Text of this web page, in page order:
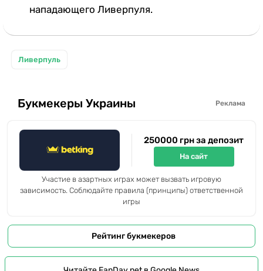
нападающего Ливерпуля.
Ливерпуль
Букмекеры Украины Реклама
250000 грн за депозит
На сайт
Участие в азартных играх может вызвать игровую
зависимость. Соблюдайте правила (принципы) ответственной
игры
Рейтинг букмекеров